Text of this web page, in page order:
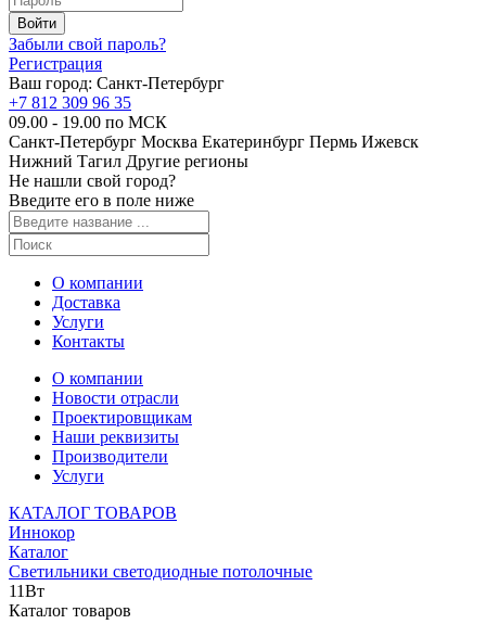
Забыли свой пароль?
Регистрация
Ваш город: Санкт-Петербург
+7 812 309 96 35
09.00 - 19.00 по МСК
Санкт-Петербург Москва Екатеринбург Пермь Ижевск
Нижний Тагил Другие регионы
Не нашли свой город?
Введите его в поле ниже
О компании
Доставка
Услуги
Контакты
О компании
Новости отрасли
Проектировщикам
Наши реквизиты
Производители
Услуги
КАТАЛОГ ТОВАРОВ
Иннокор
Каталог
Светильники светодиодные потолочные
11Вт
Каталог товаров